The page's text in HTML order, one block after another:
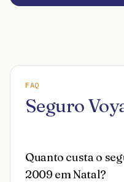
FAQ
Seguro
Quanto custa o
2009 em Natal?